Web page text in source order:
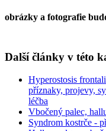
obrázky a fotografie
Další články v této
Hyperostosis
příznaky, projevy,
léčba
Vbočený palec,
Syndrom kostrče -